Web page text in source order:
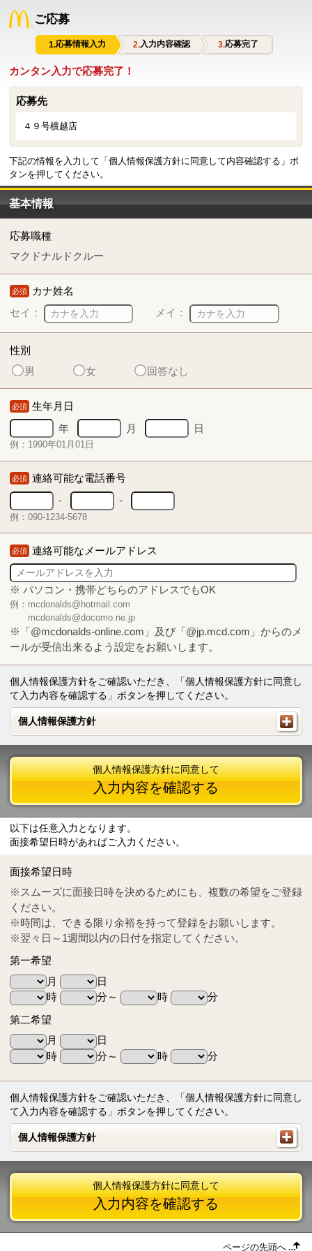
ご応募
応募情報入力 入力内容確認 応募完了
カンタン入力で応募完了！
応募先
４９号横越店
下記の情報を入力して「個人情報保護方針に同意して内容確認する」ボ
タンを押してください。
基本情報
応募職種
マクドナルドクルー
必須 カナ姓名
セイ：
メイ：
性別
男
女 回答なし
必須 生年月日
年
月 日
例：1990年01月01日
必須 連絡可能な電話番号
-
-
例：090-1234-5678
必須 連絡可能なメールアドレス
※ パソコン・携帯どちらのアドレスでもOK
例：mcdonalds@hotmail.com
mcdonalds@docomo.ne.jp
※「@mcdonalds-online.com」及び「@jp.mcd.com」からのメ
ールが受信出来るよう設定をお願いします。
個人情報保護方針をご確認いただき、「個人情報保護方針に同意し
て入力内容を確認する」ボタンを押してください。
個人情報保護方針
個人情報保護方針
Tel
0570-55-0314
個人情報保護方針に同意して
入力内容を確認する
以下は任意入力となります。
面接希望日時があればご入力ください。
面接希望日時
※スムーズに面接日時を決めるためにも、複数の希望をご登録
ください。
※時間は、できる限り余裕を持って登録をお願いします。
※翌々日～1週間以内の日付を指定してください。
第一希望
月
日
時
分～ 時
分
第二希望
月
日
時
分～ 時 分
個人情報保護方針をご確認いただき、「個人情報保護方針に同意し
て入力内容を確認する」ボタンを押してください。
個人情報保護方針
個人情報保護方針
個人情報保護方針に同意して
入力内容を確認する
ページの先頭へ